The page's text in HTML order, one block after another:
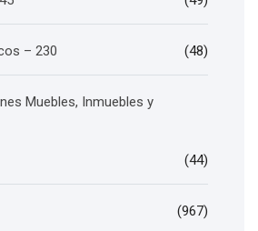
– 230 (48)
Muebles, Inmuebles y
(44)
(967)